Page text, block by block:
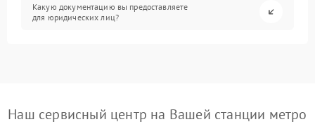
Какую документацию вы предоставляете
для юридических лиц?
Наш сервисный центр на Вашей станции метро